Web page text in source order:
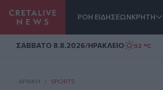
ΡΟΗ ΕΙΔΗΣΕΩΝΚΡΗΤΗ
ΣAΒΒΑΤΟ 8.8.2026/ΗΡΑΚΛΕΙΟ 32 °C
ΑΡΧΙΚΗ / SPORTS